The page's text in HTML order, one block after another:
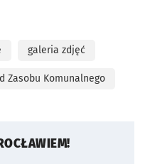
galeria zdjęć
Zasobu Komunalnego